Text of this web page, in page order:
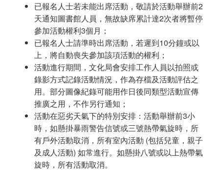
已報名人士若未能出席活動，敬請於活動舉辦前2
天通知圖書館人員，無故缺席累計達2次者將暫停
參加活動權利3個月；
已報名人士請準時出席活動，若遲到10分鐘或以
上，將自動喪失參加該項活動的權利；
活動進行期間，文化局會安排工作人員以拍照或
錄影方式記錄活動情況，作為存檔及活動評估之
用。部分圖像紀錄可能用作日後同類型活動宣傳
推廣之用，不作另行通知；
活動在惡劣天氣下的特別安排：活動舉辦前3小
時，如懸掛暴雨警告信號或三號熱帶氣旋時，所
有戶外活動取消，所有室內活動 (包括兒童，親子
及成人活動) 如常進行。如懸掛八號或以上熱帶氣
旋時，所有活動取消。